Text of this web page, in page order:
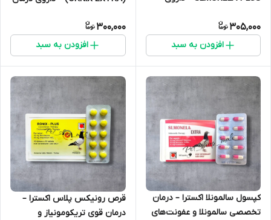
عفونت‌های باکتریایی کبوتر تولید
305,000
افزودن به سبد
تنفسی و باکتریایی و اسهال
300,000
افزودن به سبد
کپسول سالمونلا اکسترا – درمان
تخصصی سالمونلا و عفونت‌های
قرص رونیکس پلاس اکسترا –
درمان قوی تریکومونیاز و